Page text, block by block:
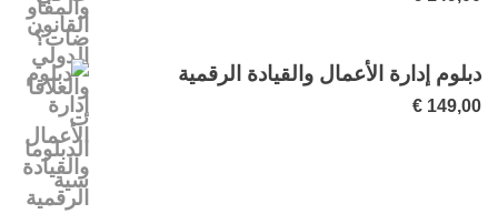
دبلوم إدارة الأعمال والقيادة الرقمية
€ 149,00